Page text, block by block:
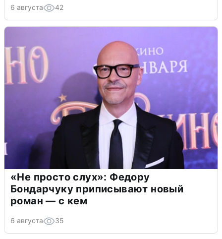
6 августа 42
«Не просто слух»: Федору
Бондарчуку приписывают новый
роман — с кем
6 августа 35